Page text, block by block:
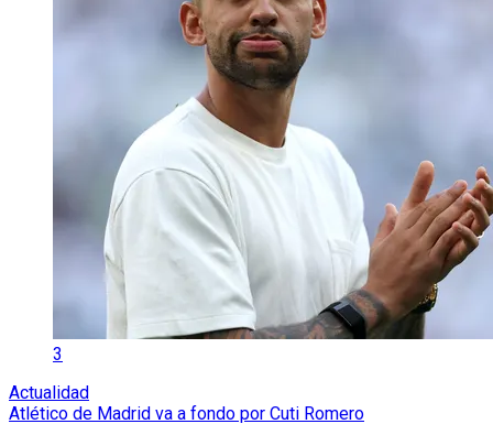
3
Actualidad
Atlético de Madrid va a fondo por Cuti Romero